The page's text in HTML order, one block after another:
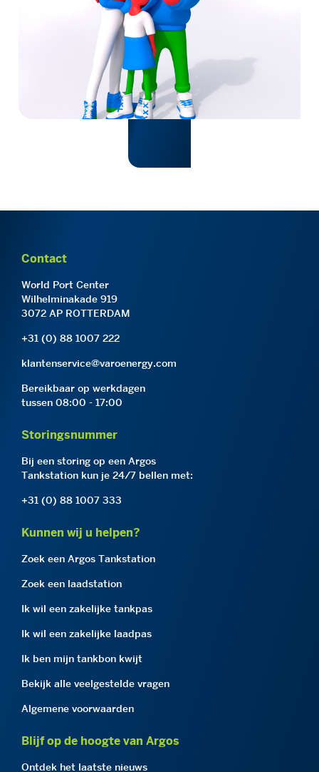
Contact
World Port Center
Wilhelminakade 919
3072 AP ROTTERDAM
+31 (0) 88 1007 222
klantenservice@varoenergy.com
Bereikbaar op werkdagen
tussen 08:00 - 17:00
Storingsnummer
Bij een storing op een Argos
Tankstation kun je 24/7 bellen met:
+31 (0) 88 1007 333
Kunnen wij u helpen?
Zoek een Argos Tankstation
Zoek een laadstation
Ik wil een zakelijke tankpas
Ik wil een zakelijke laadpas
Ik ben mijn tankbon kwijt
Bekijk alle veelgestelde vragen
Algemene voorwaarden
Blijf op de hoogte van Argos
Ontdek het laatste nieuws